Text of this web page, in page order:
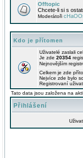
Offtopic
Chcete-li si s
Moderátoři
Kdo je přítomen
Uživatelé zaslali
Je zde 20354
Nejnovějším
Celkem je zde
Nejvíce zde bylo
Registrovaní
Tato data jsou založena na
Přihlášení